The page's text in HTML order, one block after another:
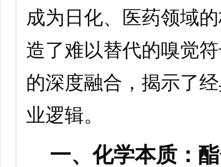
成为日化、医药领域
造了难以替代的嗅觉
的深度融合，揭示了
业逻辑。
一、化学本质：